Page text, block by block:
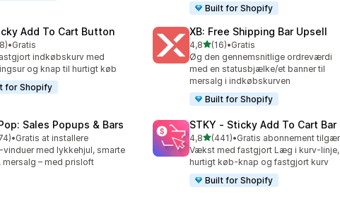
Built for Shopify
Add To Cart Button
5 stjerner
i alt
•Gratis
indkøbskurv med
og knap til hurtigt køb
for Shopify
XB: Free Shipping Bar Upsell
4,8ud af 5 stjerner
(16)
16 anmeldelser i alt
•Gratis
Øg den gennemsnitlige ordreværdi
med en statusbjælke/et banner til
mersalg i indkøbskurven
Built for Shopify
Sales Popups & Bars
5 stjerner
i alt
•Gratis at installere
med lykkehjul, smarte
– med prisloft
STKY ‑ Sticky Add To Cart Bar
4,8ud af 5 stjerner
(441)
441 anmeldelser i alt
•
Vækst med fastgjort Læg i kurv-linje,
hurtigt køb-knap og fastgjort kurv
Built for Shopify